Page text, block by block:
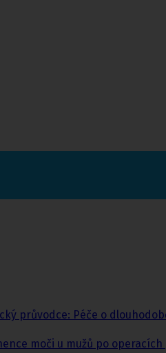
průvodce: Péče o
moči u mužů po